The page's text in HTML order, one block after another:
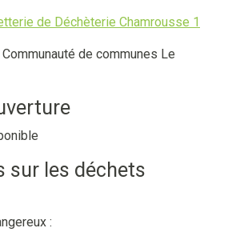
Communauté de communes Le
sur les déchets
: